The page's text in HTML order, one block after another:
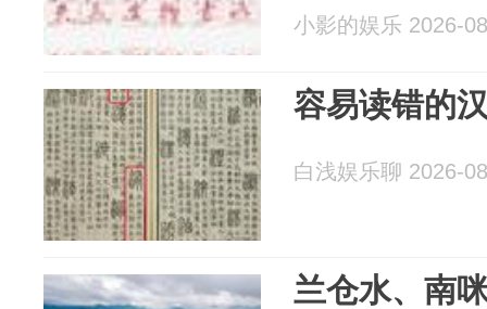
小影的娱乐 2026-
容易读错的
白浅娱乐聊 2026-
兰仓水、南